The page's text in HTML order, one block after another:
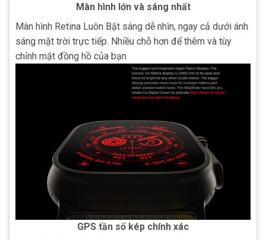
Màn hình lớn và sáng nhất
Màn hình Retina Luôn Bật sáng dễ nhìn, ngay cả dưới ánh
sáng mặt trời trực tiếp. Nhiều chỗ hơn để thêm và tùy
chỉnh mặt đồng hồ của bạn
GPS tần số kép chính xác